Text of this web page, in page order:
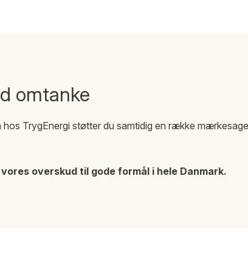
omtanke
hos TrygEnergi støtter du samtidig en række
overskud til gode formål i hele Danmark.